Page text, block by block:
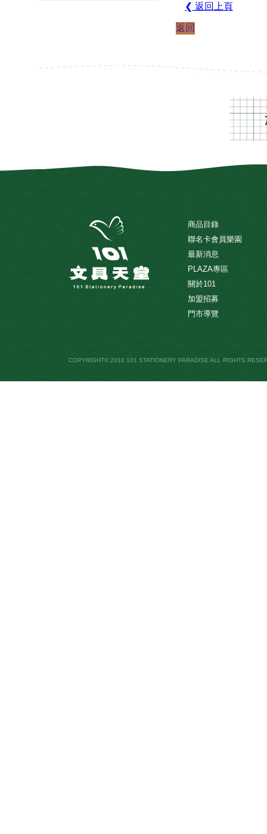
❮ 返回上頁
返回
商品目錄
聯名卡會員樂園
最新消息
PLAZA專區
關於101
加盟招募
門市導覽
COPYRIGHT© 2018 101 STATIONERY PARADISE ALL RIGHTS